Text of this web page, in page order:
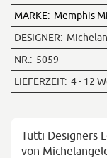
MARKE: Memphis
DESIGNER:
NR.: 5059
LIEFERZEIT: 4 - 12
Tutti Designers
von